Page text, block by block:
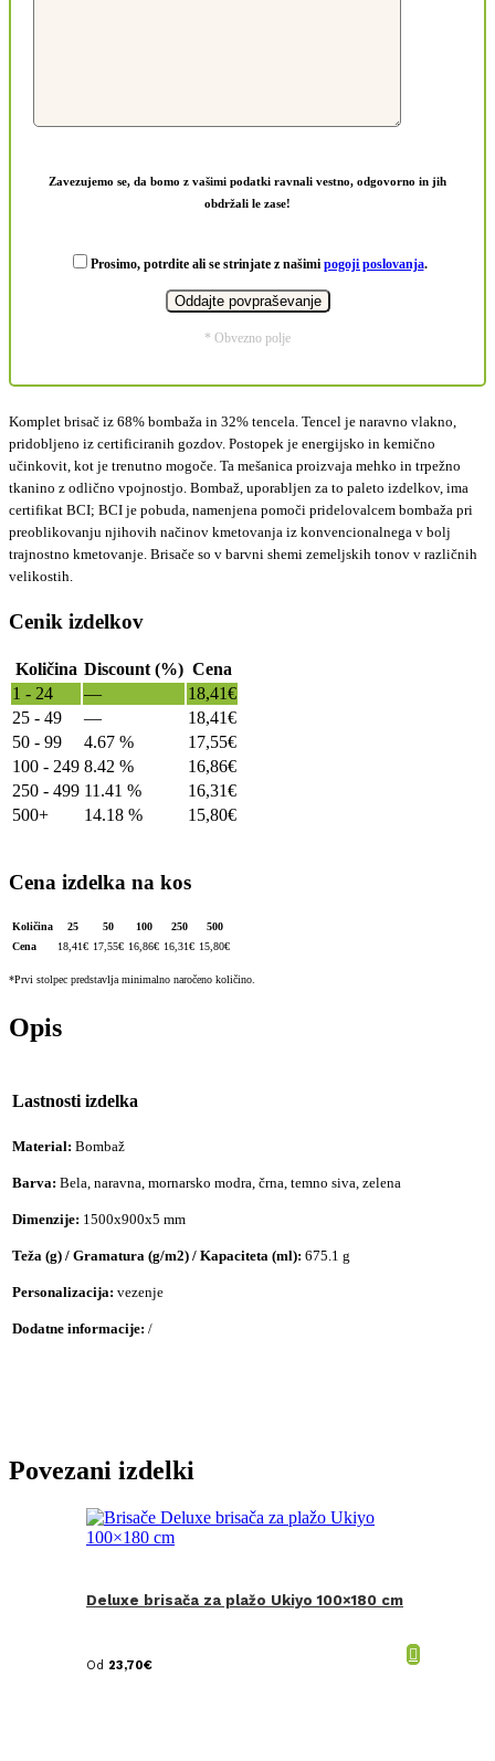
Zavezujemo se, da bomo z vašimi podatki ravnali vestno, odgovorno in jih
obdržali le zase!
Prosimo, potrdite ali se strinjate z našimi pogoji poslovanja.
* Obvezno polje
Komplet brisač iz 68% bombaža in 32% tencela. Tencel je naravno vlakno,
pridobljeno iz certificiranih gozdov. Postopek je energijsko in kemično
učinkovit, kot je trenutno mogoče. Ta mešanica proizvaja mehko in trpežno
tkanino z odlično vpojnostjo. Bombaž, uporabljen za to paleto izdelkov, ima
certifikat BCI; BCI je pobuda, namenjena pomoči pridelovalcem bombaža pri
preoblikovanju njihovih načinov kmetovanja iz konvencionalnega v bolj
trajnostno kmetovanje. Brisače so v barvni shemi zemeljskih tonov v različnih
velikostih.
Cenik izdelkov
Količina Discount (%) Cena
1 - 24
— 18,41€
25 - 49
— 18,41€
50 - 99
4.67 % 17,55€
100 - 249 8.42 % 16,86€
250 - 499 11.41 % 16,31€
500+
14.18 % 15,80€
Cena izdelka na kos
Količina 25 50 100 250
500
Cena
18,41€ 17,55€ 16,86€ 16,31€ 15,80€
*Prvi stolpec predstavlja minimalno naročeno količino.
Opis
Lastnosti izdelka
Material: Bombaž
Barva: Bela, naravna, mornarsko modra, črna, temno siva, zelena
Dimenzije: 1500x900x5 mm
Teža (g) / Gramatura (g/m2) / Kapaciteta (ml): 675.1 g
Personalizacija: vezenje
Dodatne informacije: /
Povezani izdelki
Deluxe brisača za plažo Ukiyo 100×180 cm
Od 23,70€